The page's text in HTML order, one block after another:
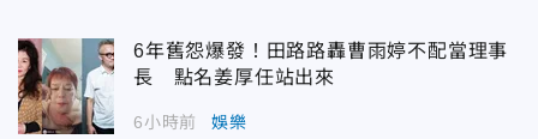
6年舊怨爆發！田路路轟曹雨婷不配當理事
長 點名姜厚任站出來
6小時前 娛樂